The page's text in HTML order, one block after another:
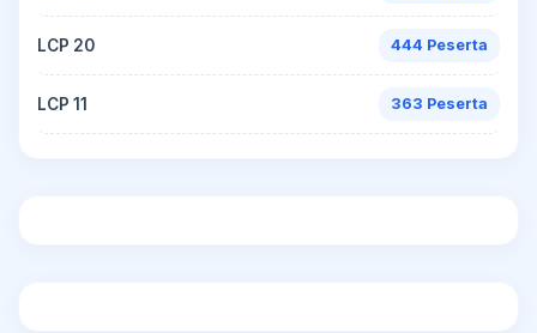
LCP 20 444 Peserta
LCP 11 363 Peserta